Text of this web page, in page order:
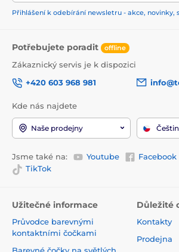
Přihlášení k odebírání newsletru - akce, novinky,
Potřebujete poradit offline
Zákaznický servis je k dispozici
+420 603 968 981
Kde nás najdete
Naše prodejny
Jsme také na: Youtube Facebook
TikTok
Užitečné informace
Průvodce barevnými
kontaktními čočkami
Barevné čočky na světlých
Důležité
Kontakty
Prodejna